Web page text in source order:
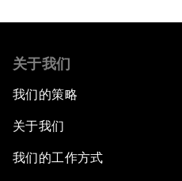
关于我们
我们的策略
关于我们
我们的工作方式